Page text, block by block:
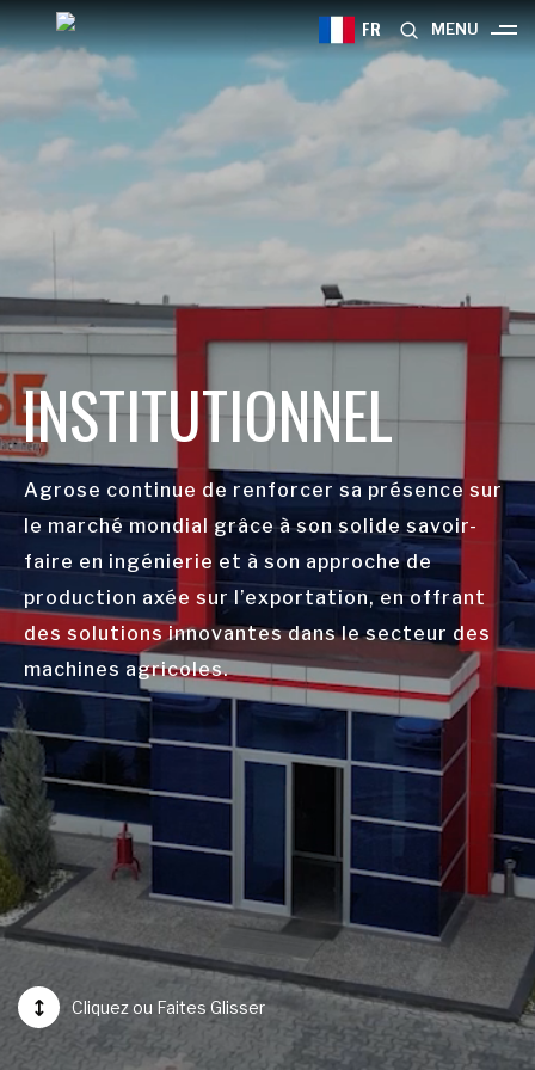
FR MENU
INSTITUTIONNEL
Agrose continue de renforcer sa présence sur
le marché mondial grâce à son solide savoir-
faire en ingénierie et à son approche de
production axée sur l’exportation, en offrant
des solutions innovantes dans le secteur des
machines agricoles.
Cliquez ou Faites Glisser